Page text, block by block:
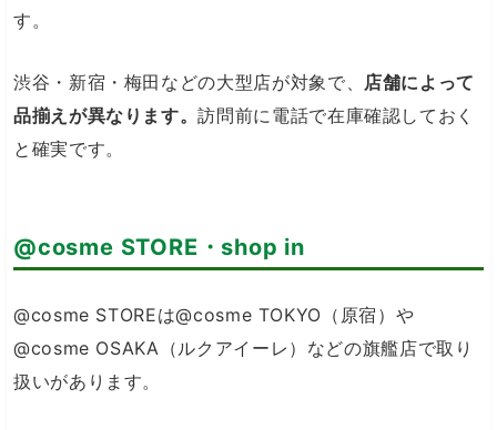
す。
渋谷・新宿・梅田などの大型店が対象で、 店舗によって
品揃えが異なります。訪問前に電話で在庫確認しておく
と確実です。
@cosme STORE・shop in
@cosme STOREは@cosme TOKYO（原宿）や
@cosme OSAKA（ルクアイーレ）などの旗艦店で取り
扱いがあります。